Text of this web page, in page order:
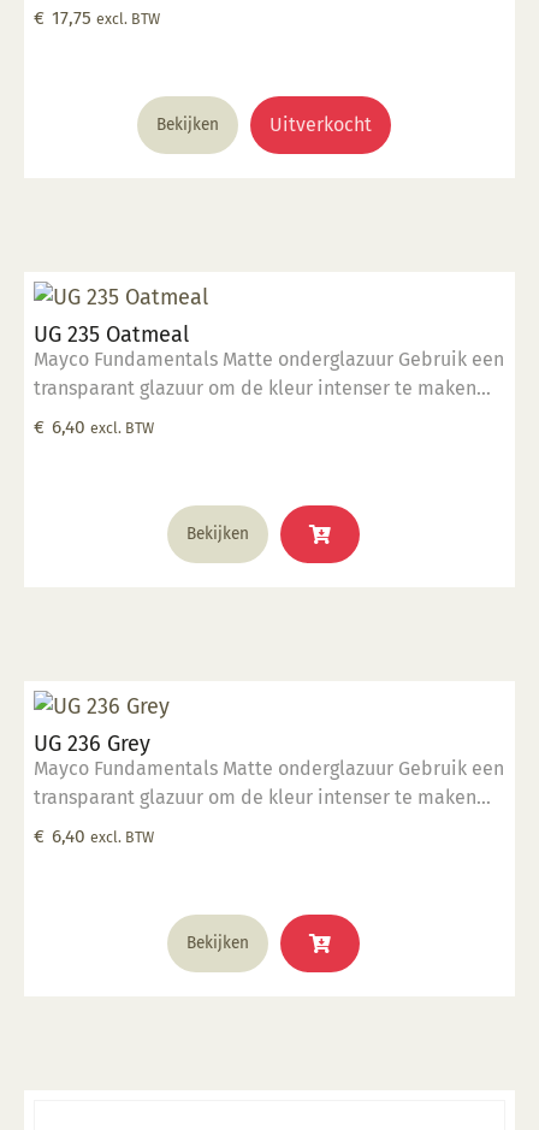
€ 17,75 excl. BTW
Bekijken Uitverkocht
UG 235 Oatmeal
Mayco Fundamentals Matte onderglazuur Gebruik een
transparant glazuur om de kleur intenser te maken
Geschikt voor gebruiksgoed mits er een transparant
€ 6,40 excl. BTW
Bekijken
UG 236 Grey
Mayco Fundamentals Matte onderglazuur Gebruik een
transparant glazuur om de kleur intenser te maken
Geschikt voor gebruiksgoed mits er een transparant
€ 6,40 excl. BTW
Bekijken